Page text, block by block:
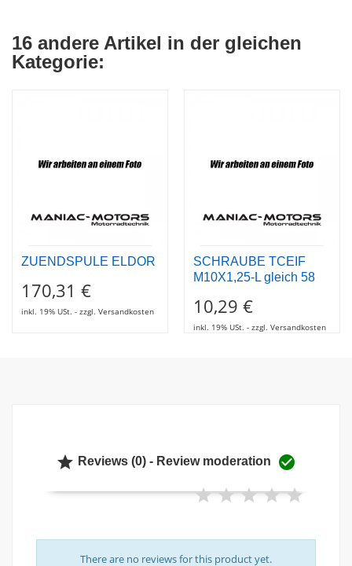
16 andere Artikel in der gleichen
Kategorie:
ZUENDSPULE ELDOR
170,31 €
inkl. 19% USt. - zzgl. Versandkosten
SCHRAUBE TCEIF
M10X1,25-L gleich 58
10,29 €
inkl. 19% USt. - zzgl. Versandkosten
 Reviews (0) - Review moderation 
There are no reviews for this product yet.